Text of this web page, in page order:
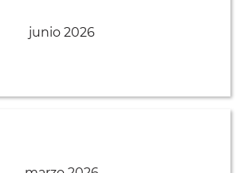
junio 2026